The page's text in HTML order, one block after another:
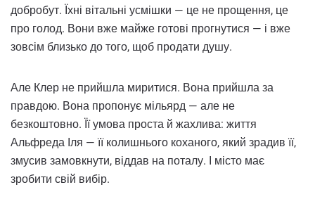
добробут. Їхні вітальні усмішки — це не прощення, це
про голод. Вони вже майже готові прогнутися — і вже
зовсім близько до того, щоб продати душу.
Але Клер не прийшла миритися. Вона прийшла за
правдою. Вона пропонує мільярд — але не
безкоштовно. Її умова проста й жахлива: життя
Альфреда Іля — її колишнього коханого, який зрадив її,
змусив замовкнути, віддав на поталу. І місто має
зробити свій вибір.